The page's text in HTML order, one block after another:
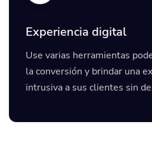
Experiencia digital
Use varias herramientas
la conversión y brindar una
intrusiva a sus clientes sin